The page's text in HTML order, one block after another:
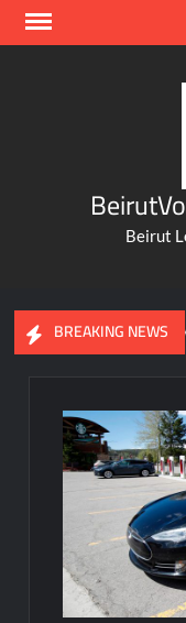
Skip
Beirut
BREAKING NEWS
You Can Now Skip